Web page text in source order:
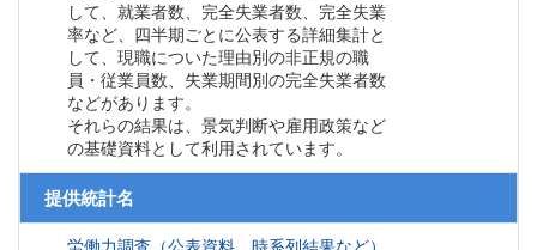
して、就業者数、完全失業者数、完全失業
率など、四半期ごとに公表する詳細集計と
して、現職についた理由別の非正規の職
員・従業員数、失業期間別の完全失業者数
などがあります。
それらの結果は、景気判断や雇用政策など
の基礎資料として利用されています。
提供統計名